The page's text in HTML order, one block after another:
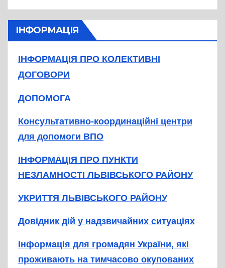
ІНФОРМАЦІЯ
ІНФОРМАЦІЯ ПРО КОЛЕКТИВНІ
ДОГОВОРИ
ДОПОМОГА
Консультативно-координаційні центри
для допомоги ВПО
ІНФОРМАЦІЯ ПРО ПУНКТИ
НЕЗЛАМНОСТІ ЛЬВІВСЬКОГО РАЙОНУ
УКРИТТЯ ЛЬВІВСЬКОГО РАЙОНУ
Довідник дій у надзвичайних ситуаціях
Інформація для громадян України, які
проживають на тимчасово окупованих